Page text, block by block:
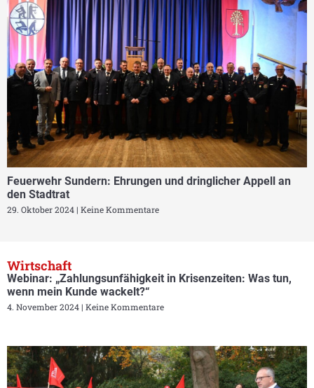
Feuerwehr Sundern: Ehrungen und dringlicher Appell an
den Stadtrat
29. Oktober 2024 Keine Kommentare
Wirtschaft
Webinar: „Zahlungsunfähigkeit in Krisenzeiten: Was tun,
wenn mein Kunde wackelt?“
4. November 2024 Keine Kommentare